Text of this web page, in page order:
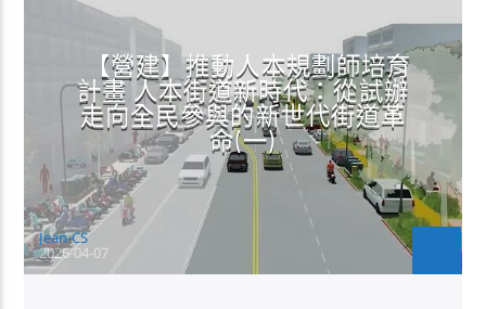
【營建】推動人本規劃師培育
計畫 人本街道新時代：從試辦
走向全民參與的新世代街道革
命(一)
Jean-CS
2026-04-07